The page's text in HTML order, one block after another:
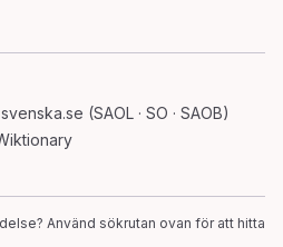
(SAOL · SO · SAOB)
Använd sökrutan ovan för att hitta